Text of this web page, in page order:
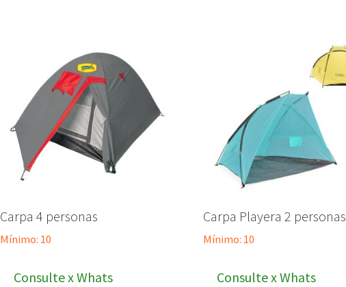
Carpa 4 personas
Mínimo: 10
Consulte x Whats
Carpa Playera 2 personas
Mínimo: 10
Consulte x Whats